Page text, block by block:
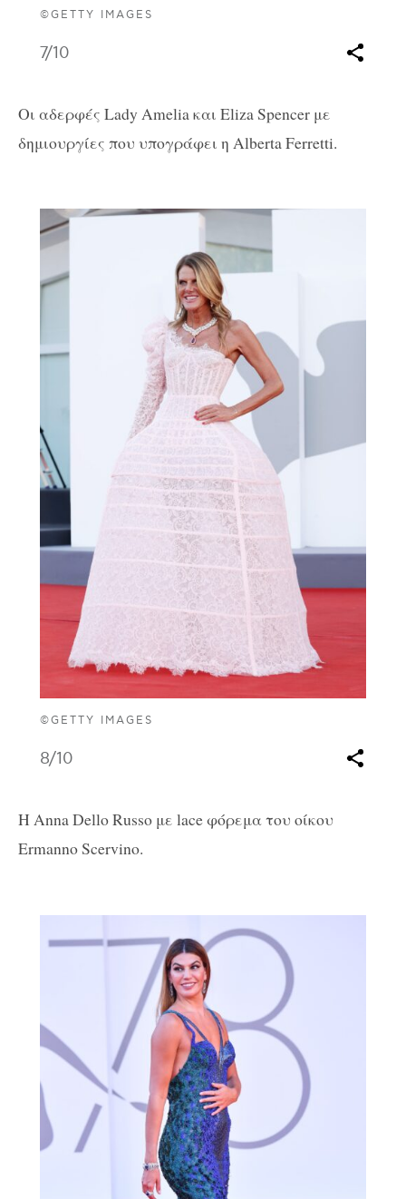
©GETTY IMAGES
7/10
Οι αδερφές Lady Amelia και Eliza Spencer με
δημιουργίες που υπογράφει η Alberta Ferretti.
©GETTY IMAGES
8/10
H Anna Dello Russo με lace φόρεμα του οίκου
Ermanno Scervino.